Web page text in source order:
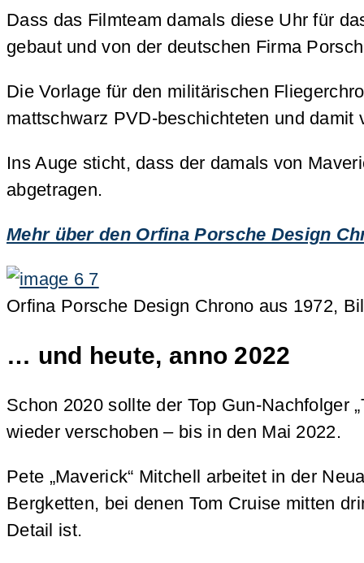
Dass das Filmteam damals diese Uhr für
gebaut und von der deutschen Firma
Die Vorlage für den militärischen
mattschwarz PVD-beschichteten und
Ins Auge sticht, dass der damals von
abgetragen.
Mehr über den Orfina Porsche Design
Orfina Porsche Design Chrono aus 1972,
… und heute, anno 2022
Schon 2020 sollte der Top Gun-Nachfolger
wieder verschoben – bis in den Mai 2022.
Pete „Maverick“ Mitchell arbeitet in der
Bergketten, bei denen Tom Cruise mitten
Detail ist.